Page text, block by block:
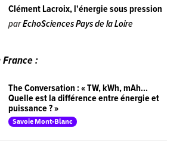
Clément Lacroix, l'énergie sous pression
parEchoSciences Pays de la Loire
France :
The Conversation : « TW, kWh, mAh…
Quelle est la différence entre énergie et
puissance ? »
Savoie Mont-Blanc